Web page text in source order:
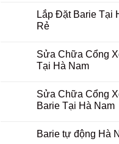
Lắp Đặt Barie Tại
Rẻ
Sửa Chữa Cổng
Tại Hà Nam
Sửa Chữa Cổng
Barie Tại Hà Nam
Barie tự động Hà